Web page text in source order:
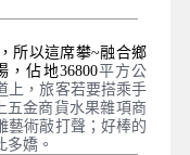
所以這席攀~融合鄉
，佔地36800平方公
上，旅客若要搭乘手
五金商貨水果雜項商
藝術敲打聲；好棒的
嬌。